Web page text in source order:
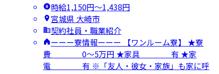
時給1,150円〜1,438円
宮城県 大崎市
契約社員・職業紹介
ーーー寮情報ーーー 【ワンルーム寮】 ★寮
費 0～5万円 ★家具 有 ★家
電 有 ※「友人・彼女・家族」も家に呼